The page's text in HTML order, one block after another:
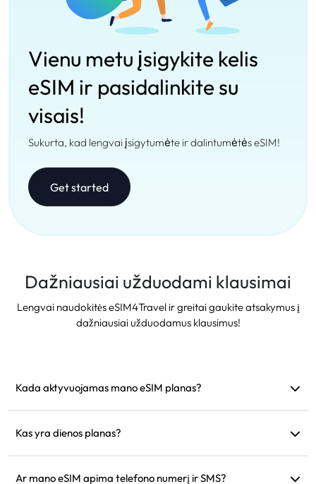
Vienu metu įsigykite kelis
eSIM ir pasidalinkite su
visais!
Sukurta, kad lengvai įsigytumėte ir dalintumėtės eSIM!
Get started
Dažniausiai užduodami klausimai
Lengvai naudokitės eSIM4Travel ir greitai gaukite atsakymus į
dažniausiai užduodamus klausimus!
Kada aktyvuojamas mano eSIM planas?
tinklo. Rekomenduojame įdiegti prieš išvykstant.
Kas yra dienos planas?
dienos 9:00 val. Jei tą dieną sunaudosite visus duomenis,
Ar mano eSIM apima telefono numerį ir SMS?